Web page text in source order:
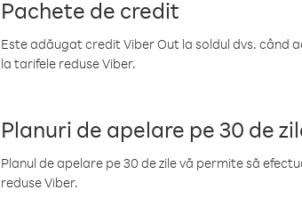
Pachete de credit
Este adăugat credit Viber Out la soldul dvs. când
la tarifele reduse Viber.
Planuri de apelare pe 30 de
Planul de apelare pe 30 de zile vă permite să
reduse Viber.